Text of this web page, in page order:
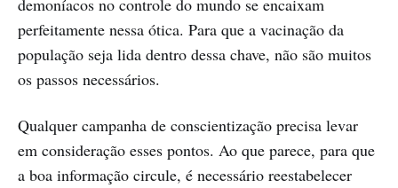
demoníacos no controle do mundo se encaixam
perfeitamente nessa ótica. Para que a vacinação da
população seja lida dentro dessa chave, não são muitos
os passos necessários.
Qualquer campanha de conscientização precisa levar
em consideração esses pontos. Ao que parece, para que
a boa informação circule, é necessário reestabelecer